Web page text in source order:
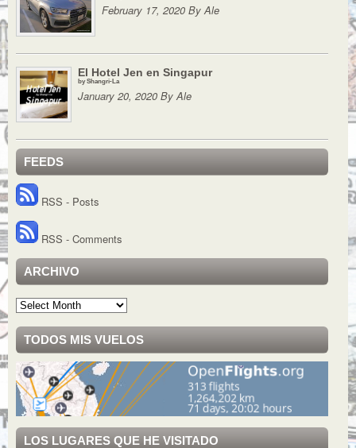
February 17, 2020 By Ale
El Hotel Jen en Singapur
by Shangri-La
January 20, 2020 By Ale
FEEDS
RSS - Posts
RSS - Comments
ARCHIVO
Archivo
TODOS MIS VUELOS
LOS LUGARES QUE HE VISITADO